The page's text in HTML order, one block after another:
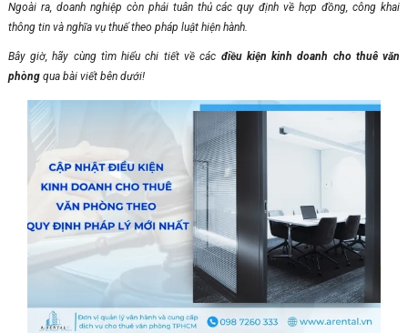
Ngoài ra, doanh nghiệp còn phải tuân thủ các quy định về hợp đồng, công khai
thông tin và nghĩa vụ thuế theo pháp luật hiện hành.
Bây giờ, hãy cùng tìm hiểu chi tiết về các điều kiện kinh doanh cho thuê văn
phòngqua bài viết bên dưới!